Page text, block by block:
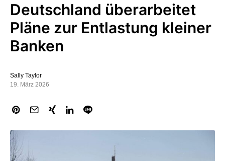
Deutschland überarbeitet
Pläne zur Entlastung kleiner
Banken
Sally Taylor
19. März 2026